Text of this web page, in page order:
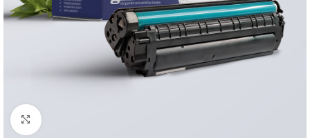
Click to enlarge